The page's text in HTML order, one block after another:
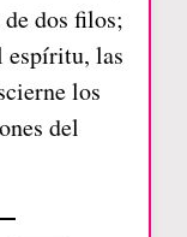
de dos filos;
espíritu, las
los
del